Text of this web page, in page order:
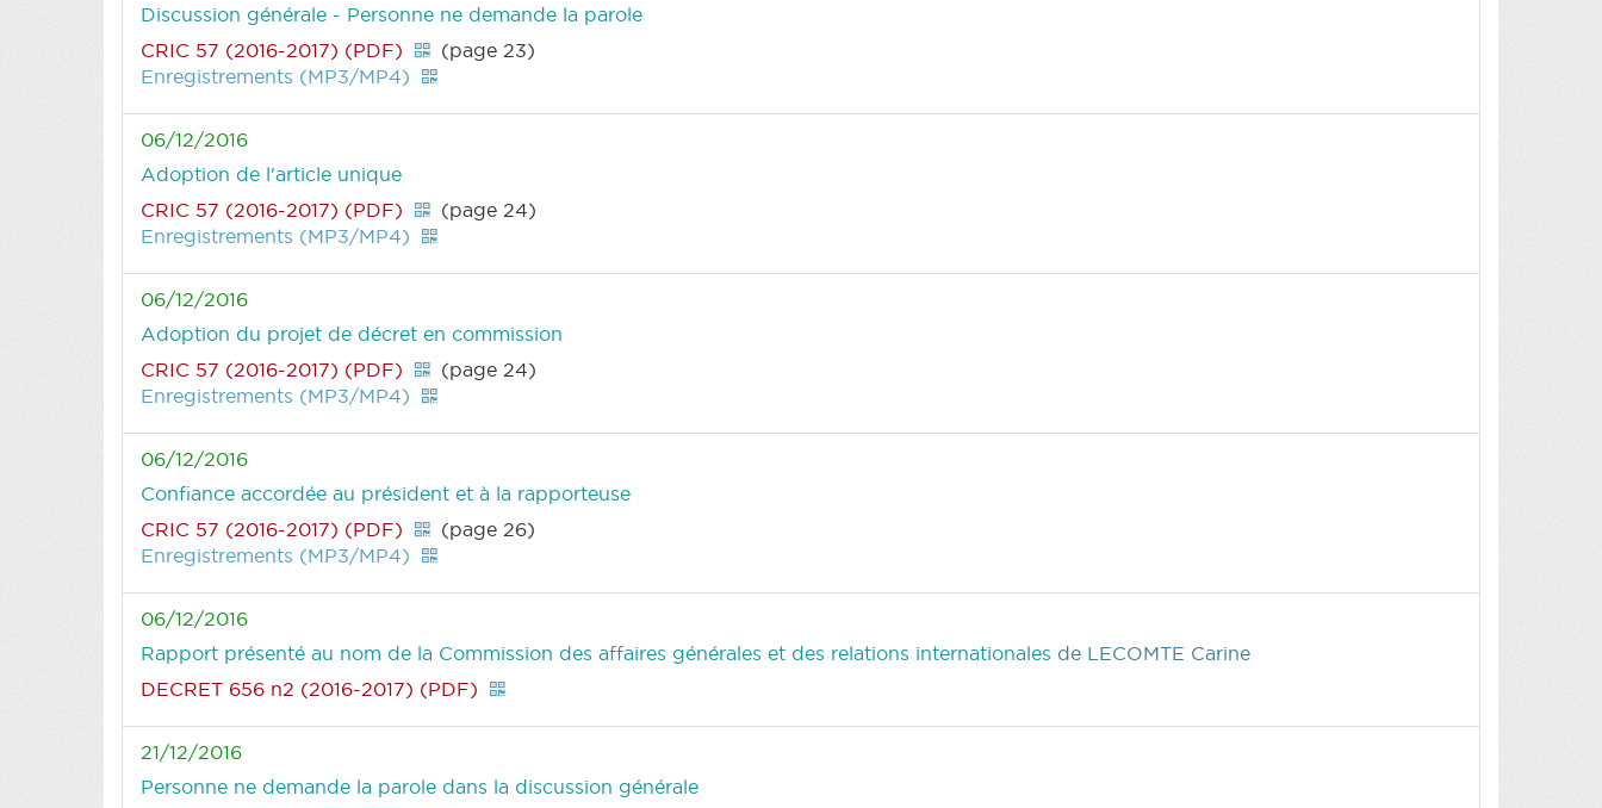
Discussion générale - Personne ne demande la parole
CRIC 57 (2016-2017) (PDF)
(page 23)
Enregistrements (MP3/MP4)
06/12/2016
Adoption de l'article unique
CRIC 57 (2016-2017) (PDF)
(page 24)
Enregistrements (MP3/MP4)
06/12/2016
Adoption du projet de décret en commission
CRIC 57 (2016-2017) (PDF)
(page 24)
Enregistrements (MP3/MP4)
06/12/2016
Confiance accordée au président et à la rapporteuse
CRIC 57 (2016-2017) (PDF)
(page 26)
Enregistrements (MP3/MP4)
06/12/2016
Rapport présenté au nom de la Commission des affaires générales et des relations internationales de LECOMTE Carine
DECRET 656 n2 (2016-2017) (PDF)
21/12/2016
Personne ne demande la parole dans la discussion générale